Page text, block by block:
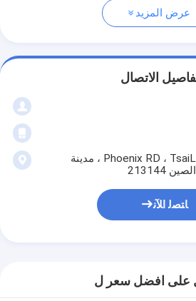
عرض المزيد
الاتصال
# 19 Phoenix RD ، TsaiLing Industrial Park ، مدينة
ﺎﺘﺼﻟ ﺍﻶﻧ
على افضل سعر ل